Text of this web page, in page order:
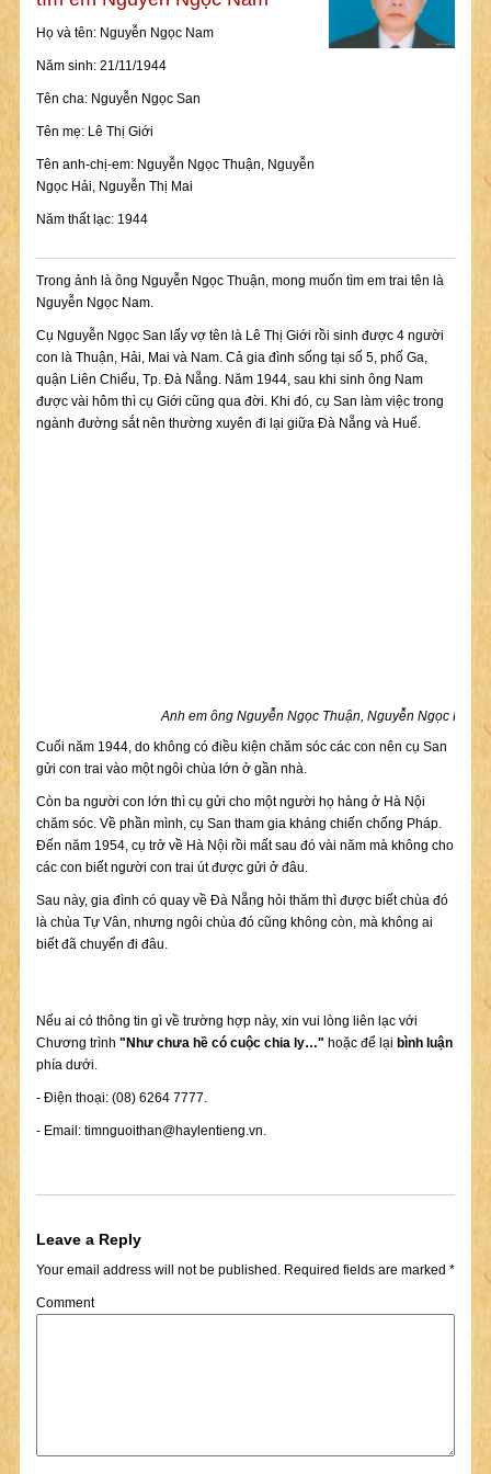
Họ và tên: Nguyễn Ngọc Nam
Năm sinh: 21/11/1944
Tên cha: Nguyễn Ngọc San
Tên mẹ: Lê Thị Giới
Tên anh-chị-em: Nguyễn Ngọc Thuận, Nguyễn
Ngọc Hải, Nguyễn Thị Mai
Năm thất lạc: 1944
Trong ảnh là ông Nguyễn Ngọc Thuận, mong muốn tìm em trai tên là
Nguyễn Ngọc Nam.
Cụ Nguyễn Ngọc San lấy vợ tên là Lê Thị Giới rồi sinh được 4 người
con là Thuận, Hải, Mai và Nam. Cả gia đình sống tại số 5, phố Ga,
quận Liên Chiểu, Tp. Đà Nẵng. Năm 1944, sau khi sinh ông Nam
được vài hôm thì cụ Giới cũng qua đời. Khi đó, cụ San làm việc trong
ngành đường sắt nên thường xuyên đi lại giữa Đà Nẵng và Huế.
Anh em ông Nguyễn Ngọc Thuận, Nguyễn Ngọc Hảo
Cuối năm 1944, do không có điều kiện chăm sóc các con nên cụ San
gửi con trai vào một ngôi chùa lớn ở gần nhà.
Còn ba người con lớn thì cụ gửi cho một người họ hàng ở Hà Nội
chăm sóc. Về phần mình, cụ San tham gia kháng chiến chống Pháp.
Đến năm 1954, cụ trở về Hà Nội rồi mất sau đó vài năm mà không cho
các con biết người con trai út được gửi ở đâu.
Sau này, gia đình có quay về Đà Nẵng hỏi thăm thì được biết chùa đó
là chùa Tự Vân, nhưng ngôi chùa đó cũng không còn, mà không ai
biết đã chuyển đi đâu.
Nếu ai có thông tin gì về trường hợp này, xin vui lòng liên lạc với
Chương trình "Như chưa hề có cuộc chia ly…" hoặc để lại bình luận
phía dưới.
- Điện thoại: (08) 6264 7777.
- Email: timnguoithan@haylentieng.vn.
Leave a Reply
Your email address will not be published.Required fields are marked *
Comment